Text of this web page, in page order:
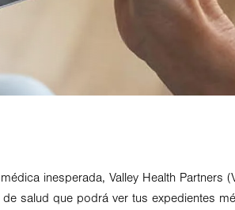
inesperada, Valley Health Partners
salud que podrá ver tus expedientes